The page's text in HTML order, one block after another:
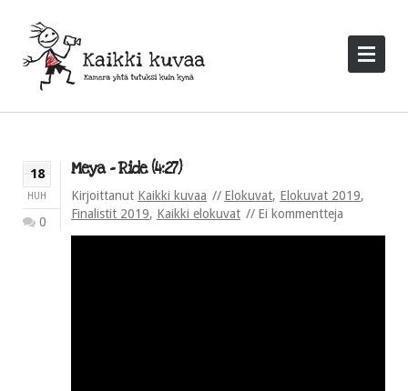
18
HUH
0
Meya – Ride (4:27)
Kirjoittanut Kaikki kuvaa Elokuvat, Elokuvat 2019,
Finalistit 2019, Kaikki elokuvat Ei kommentteja